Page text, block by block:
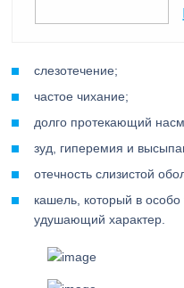
слезотечение;
частое чихание;
долго протекающий
зуд, гиперемия и
отечность слизистой
кашель, который в
удушающий характер.